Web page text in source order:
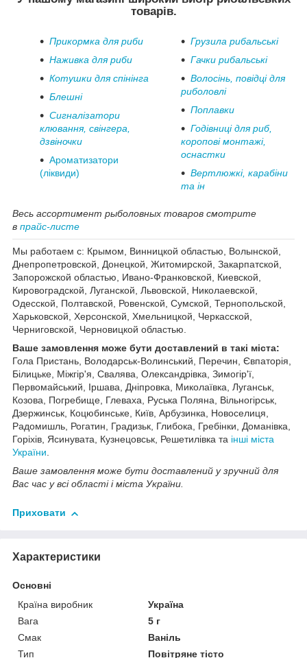
товарів.
Прикормка для риби
Наживка для риби
Котушки для спінінга
Блешні
Сигналізатори
клювання, свінгера,
дзвіночки
Ароматизатори
(ліквиди)
Грузила рибальські
Гачки рибальські
Волосінь, повідці для
риболовлі
Поплавки
Годівниці для риб,
коропові монтажі,
оснастки
Вертлюжкі, карабіни
та ін
Весь ассортимент рыболовных товаров смотрите
в прайс-листе
Мы работаем с: Крымом, Винницкой областью, Волынской,
Днепропетровской, Донецкой, Житомирской, Закарпатской,
Запорожской областью, Ивано-Франковской, Киевской,
Кировоградской, Луганской, Львовской, Николаевской,
Одесской, Полтавской, Ровенской, Сумской, Тернопольской,
Харьковской, Херсонской, Хмельницкой, Черкасской,
Черниговской, Черновицкой областью.
Ваше замовлення може бути доставлений в такі міста:
Гола Пристань, Володарськ-Волинський, Перечин, Євпаторія,
Білицьке, Міжгір'я, Свалява, Олександрівка, Зимогір'ї,
Первомайський, Іршава, Дніпровка, Миколаївка, Луганськ,
Козова, Погребище, Глеваха, Руська Поляна, Вільногірськ,
Дзержинськ, Коцюбинське, Київ, Арбузинка, Новоселиця,
Радомишль, Рогатин, Градизьк, Глибока, Гребінки, Доманівка,
Горіхів, Ясинувата, Кузнецовськ, Решетилівка та інші міста
України
Ваше замовлення може бути доставлений у зручний для
Вас час у всі області і міста України.
Приховати
Характеристики
Основні
Країна виробник
Україна
Вага
5 г
Смак
Ваніль
Тип
Повітряне тісто